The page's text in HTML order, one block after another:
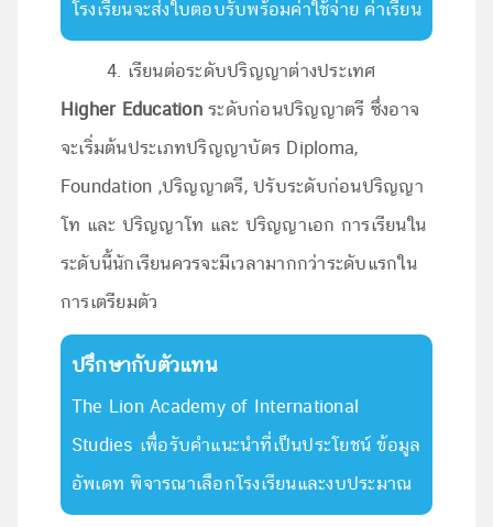
โรงเรียนจะส่งใบตอบรับพร้อมค่าใช้จ่าย ค่าเรียน
4. เรียนต่อระดับปริญญาต่างประเทศ
Higher Educationระดับก่อนปริญญาตรี ซึ่งอาจ
จะเริ่มต้นประเภทปริญญาบัตร Diploma,
Foundation ,ปริญญาตรี, ปรับระดับก่อนปริญญา
โท และ ปริญญาโท และ ปริญญาเอก การเรียนใน
ระดับนี้นักเรียนควรจะมีเวลามากกว่าระดับแรกใน
การเตรียมตัว
ปรึกษากับตัวแทน
The Lion Academy of International
Studies เพื่อรับคำแนะนำที่เป็นประโยชน์ ข้อมูล
อัพเดท พิจารณาเลือกโรงเรียนและงบประมาณ